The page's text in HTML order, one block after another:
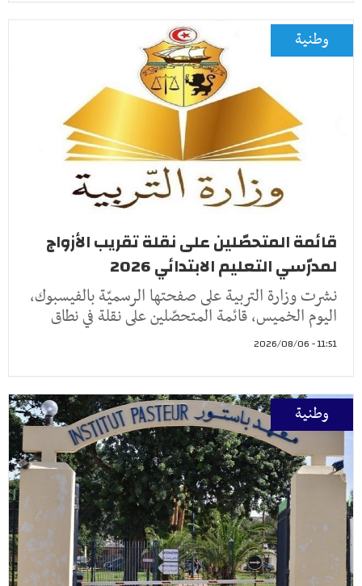
وطنية
قائمة المتحصّلين على نقلة تقريب الأزواج
لمدرّسي التعليم الابتدائي 2026
نشرت وزارة التربية على صفحتها الرسميّة بالفيسبوك،
اليوم الخميس، قائمة المتحصّلين على نقلة في نطاق
11:51 - 2026/08/06
وطنية